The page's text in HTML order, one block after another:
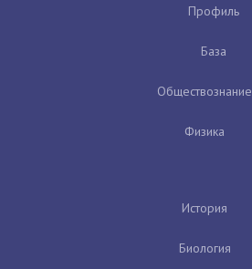
Профиль
База
Обществознание
Физика
История
Биология